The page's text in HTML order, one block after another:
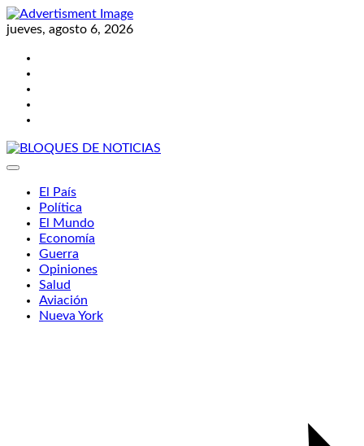
Skip
to
jueves, agosto 6, 2026
El País
Política
El Mundo
Economía
Guerra
Opiniones
Salud
Aviación
Nueva York